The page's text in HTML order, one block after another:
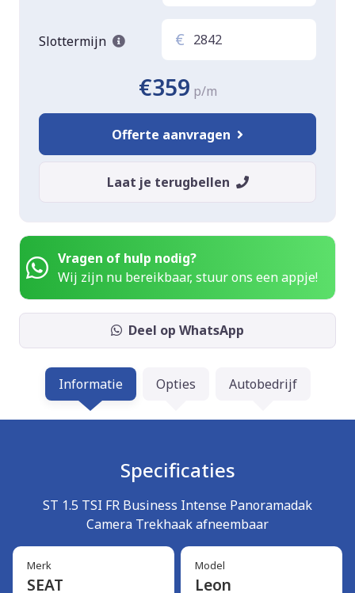
Slottermijn €
€359 p/m
Offerte aanvragen
Laat je terugbellen
Vragen of hulp nodig?
Wij zijn nu bereikbaar, stuur ons een appje!
Deel op WhatsApp
Informatie Opties Autobedrijf
Specificaties
ST 1.5 TSI FR Business Intense Panoramadak
Camera Trekhaak afneembaar
Merk
SEAT
Model
Leon